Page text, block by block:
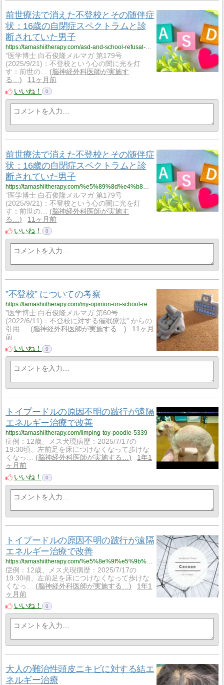
前世療法で消えた不登校とその随伴症
状：16歳の自閉症スペクトラムと診
断されていた男子
”医学博士 白石俊隆メルマガ 第179号
(2025/9/21)：不登校という心の闇に光を灯
す：前世の…
脳神経外科医師が実施す
る…
11ヶ月前
いいね！
0
前世療法で消えた不登校とその随伴症
状：16歳の自閉症スペクトラムと診
断されていた男子
https://tamashiitherapy.com/%e5%89%8d%e4%b8%96%e7%99%82%e6%b3%95%e3%81%a7%e6%b6%88%e3%81%88%e3%81%9f%e4%b8%8d%e7%99%bb%e6%a0%a1%e3%81%a8%e3%81%9d%e3%81%ae%e9%9a%8f%e4%bc%b4%e7%97%87%e7%8a%b6%ef%bc%9a16%e6%ad%b3%e3%81%ae%e8%87%aa-5396
”医学博士 白石俊隆メルマガ 第179号
(2025/9/21)：不登校という心の闇に光を灯
す：前世の…
脳神経外科医師が実施す
る…
11ヶ月前
いいね！
0
”不登校” についての考察
https://tamashiitherapy.com/my-opinion-on-school-refusal-5390
”医学博士 白石俊隆メルマガ 第60号
(2022/6/11)：不登校に対する催眠療法” からの
引用 …
脳神経外科医師が実施する…
11ヶ月
前
いいね！
0
トイプードルの原因不明の跛行が遠隔
エネルギー治療で改善
https://tamashiitherapy.com/limping-toy-poodle-5339
症例：12歳、メス犬現病歴：2025/7/17の
19:30頃、左前足を床につけなくなって歩けな
くなっ…
脳神経外科医師が実施する…
1年1
ヶ月前
いいね！
0
トイプードルの原因不明の跛行が遠隔
エネルギー治療で改善
https://tamashiitherapy.com/%e5%8e%9f%e5%9b%a0%e4%b8%8d%e6%98%8e%e3%81%ae%e3%83%88%e3%82%a4%e3%83%97%e3%83%bc%e3%83%89%e3%83%ab%e3%81%ae%e8%b7%9b%e8%a1%8c-5339
症例：12歳、メス犬現病歴：2025/7/17の
19:30頃、左前足を床につけなくなって歩けな
くなっ…
脳神経外科医師が実施する…
1年1
ヶ月前
いいね！
0
大人の難治性頭皮ニキビに対する結エ
ネルギー治療